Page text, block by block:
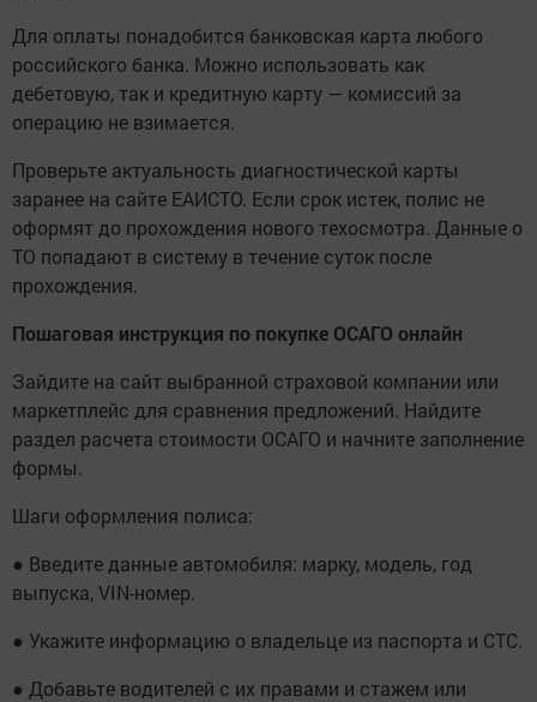
Для оплаты понадобится банковская карта любого
российского банка. Можно использовать как
дебетовую, так и кредитную карту — комиссий за
операцию не взимается.
Проверьте актуальность диагностической карты
заранее на сайте ЕАИСТО. Если срок истек, полис не
оформят до прохождения нового техосмотра. Данные о
ТО попадают в систему в течение суток после
прохождения.
Пошаговая инструкция по покупке ОСАГО онлайн
Зайдите на сайт выбранной страховой компании или
маркетплейс для сравнения предложений. Найдите
раздел расчета стоимости ОСАГО и начните заполнение
формы.
Шаги оформления полиса:
● Введите данные автомобиля: марку, модель, год
выпуска, VIN-номер.
● Укажите информацию о владельце из паспорта и СТС.
● Добавьте водителей с их правами и стажем или